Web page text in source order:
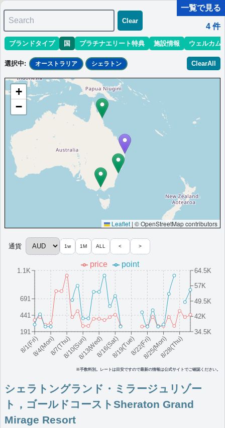
マリオット最新情報ホテル情報(アジア)ホテル特典攻略
1 - 4 件 / 全 4 件
並び替え: 最低価格目安 開業時期 エリア 地域
シェラトングランド・ミラージュリゾー
ト，ゴールドコーストSheraton Grand
Mirage Resort
ゴールドコーストに位置する5つ星リゾートです。3つのラグーン
プールと快適な客室がご家族連れに人気です。
ゴールドコースト
最低価格目安:￥
情報サイ
ト:YouTube
Marriott Bonvoyで価格をみる
（ラウンジ未設置の一部ホテルでは代替サービス提供有）,客室アップグレー
ド有（スイート含む）,キッズ用アイスクリーム無料提供,特別シーフードビュ
シェラトン・メルボルンホテルSheraton
Melbourne Hotel
エレガントな客室、スパ、ジム、ルーフトップバーなどを備えた
メルボルンの5つ星ホテルです。
オーストラリア メルボルン
ト:yuccopooh.com
Marriott Bonvoyで価格をみる
（ラウンジ未設置の一部ホテルでは代替サービス提供有）,客室アップグレー
ド有（スイート含む）,Spa利用券（宿泊者限定）提供、チョコレートボック
ス毎日補充サービスあり
一覧で見る
Search
Clear
4 件
ブランドタイプ 国 プラチナエリート特典 施設情報 ウェルカム
選択中: オーストラリア シェラトン ClearAll
+
−
Leaflet | © OpenStreetMap contributors
8/1(Fri)8/4(Mon)8/7(Thu)8/10(Sun)8/13(Wed)8/16(Sat)8/19(Tue)8/22(Fri)8/25(Mon)8/28(Thu)
191
441
691
1.1K
34.5K
42K
49.5K
57K
64.5K
price point
※手数料別。レートは目安ですので最新の情報は公式サイトでご確認ください。
通貨 1w 1M ALL < >
シェラトングランド・ミラージュリゾー
ト，ゴールドコーストSheraton Grand
Mirage Resort